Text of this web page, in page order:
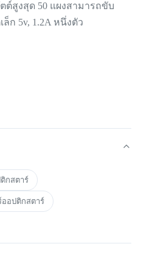
ต์สูงสุด 50 แผงสามารถขับ
ก 5v, 1.2A หนึ่งตัว
กสตาร์
ออปติกสตาร์